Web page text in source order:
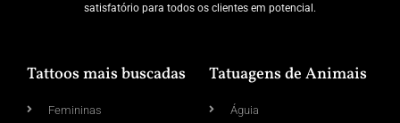
satisfatório para todos os clientes em potencial.
Tattoos mais buscadas
Femininas
Tatuagens de Animais
Águia